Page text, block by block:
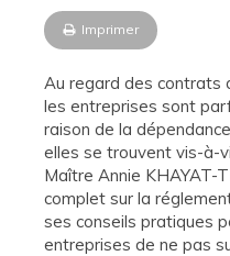
Imprimer
Au regard des contrats
les entreprises sont
raison de la
elles se trouvent vis-à-
Maître Annie KHAYAT-
complet sur la
ses conseils pratiques
entreprises de ne pas